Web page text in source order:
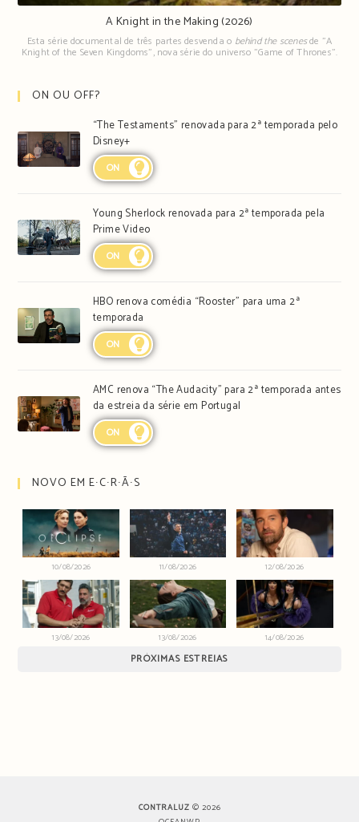
A Knight in the Making (2026)
Esta série documental de três partes desvenda o behind the scenesde "A
Knight of the Seven Kingdoms", nova série do universo "Game of Thrones".
ON OU OFF?
“The Testaments” renovada para 2ª temporada pelo
Disney+
ON
Young Sherlock renovada para 2ª temporada pela
Prime Video
ON
HBO renova comédia “Rooster” para uma 2ª
temporada
ON
AMC renova “The Audacity” para 2ª temporada antes
da estreia da série em Portugal
ON
NOVO EM E∙C∙R∙Ã∙S
10/08/2026 11/08/2026 12/08/2026
13/08/2026 13/08/2026 14/08/2026
PRÓXIMAS ESTREIAS
CONTRALUZ © 2026